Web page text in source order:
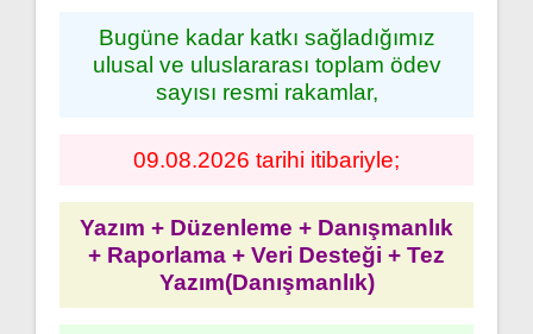
Bugüne kadar katkı sağladığımız
ulusal ve uluslararası toplam ödev
sayısı resmi rakamlar,
09.08.2026 tarihi itibariyle;
Yazım + Düzenleme + Danışmanlık
+ Raporlama + Veri Desteği + Tez
Yazım(Danışmanlık)